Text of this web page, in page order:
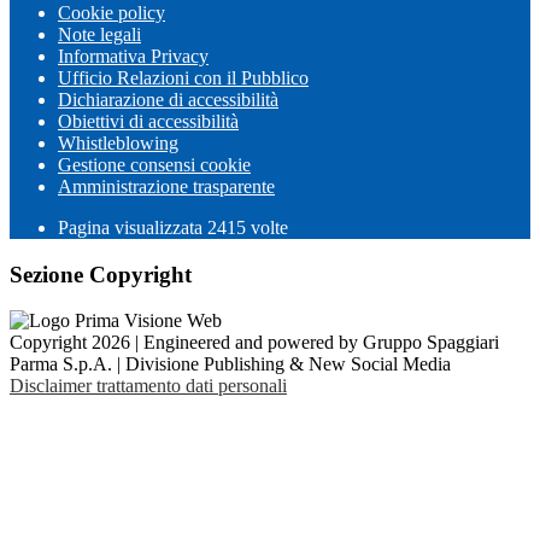
Cookie policy
Note legali
Informativa Privacy
Ufficio Relazioni con il Pubblico
Dichiarazione di accessibilità
Obiettivi di accessibilità
Whistleblowing
Gestione consensi cookie
Amministrazione trasparente
Pagina visualizzata 2415 volte
Sezione Copyright
Copyright 2026 | Engineered and powered by Gruppo Spaggiari
Parma S.p.A. | Divisione Publishing & New Social Media
Disclaimer trattamento dati personali